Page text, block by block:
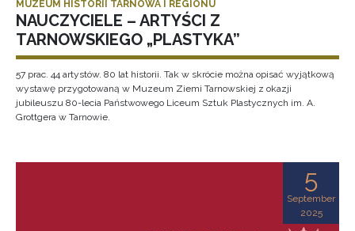
MUZEUM HISTORII TARNOWA I REGIONU
NAUCZYCIELE – ARTYŚCI Z
TARNOWSKIEGO „PLASTYKA”
57 prac. 44 artystów. 80 lat historii. Tak w skrócie można opisać wyjątkową
wystawę przygotowaną w Muzeum Ziemi Tarnowskiej z okazji
jubileuszu 80-lecia Państwowego Liceum Sztuk Plastycznych im. A.
Grottgera w Tarnowie.
5
September
2025